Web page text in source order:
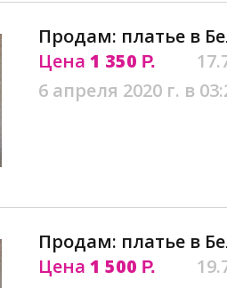
Продам: платье в
Цена 1 350 Р.
6 апреля 2020 г. в
Продам: платье в
Цена 1 500 Р.